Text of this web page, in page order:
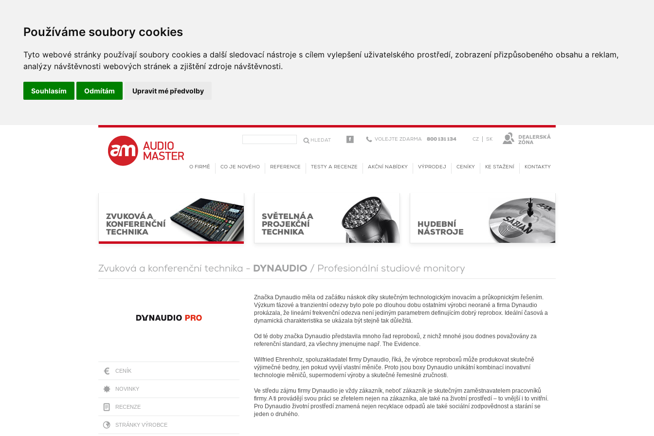
Používáme soubory cookies
Tyto webové stránky používají soubory cookies a další sledovací nástroje s cílem vylepšení uživatelského prostředí, zobrazení přizpůsobeného obsahu a reklam,
analýzy návštěvnosti webových stránek a zjištění zdroje návštěvnosti.
Souhlasím Odmítám Upravit mé předvolby
VOLEJTE ZDARMA 800 131 134 CZ SK
ZVUKOVÁ A
KONFERENČNÍ
TECHNIKA
SVĚTELNÁ A
PROJEKČNÍ
TECHNIKA
HUDEBNÍ
NÁSTROJE
Zvuková a konferenční technika - DYNAUDIO / Profesionální studiové monitory
CENÍK
NOVINKY
RECENZE
STRÁNKY VÝROBCE
Značka Dynaudio měla od začátku náskok díky skutečným technologickým inovacím a průkopnickým řešením.
Výzkum fázové a tranzientní odezvy bylo pole po dlouhou dobu ostatními výrobci neorané a firma Dynaudio
prokázala, že lineární frekvenční odezva není jediným parametrem definujícím dobrý reprobox. Ideální časová a
dynamická charakteristika se ukázala být stejně tak důležitá.
Od té doby značka Dynaudio představila mnoho řad reproboxů, z nichž mnohé jsou dodnes považovány za
referenční standard, za všechny jmenujme např. The Evidence.
Wilfried Ehrenholz, spoluzakladatel firmy Dynaudio, říká, že výrobce reproboxů může produkovat skutečně
výjimečné bedny, jen pokud vyvíjí vlastní měniče. Proto jsou boxy Dynaudio unikátní kombinací inovativní
technologie měničů, supermoderní výroby a skutečné řemeslné zručnosti.
Ve středu zájmu firmy Dynaudio je vždy zákazník, neboť zákazník je skutečným zaměstnavatelem pracovníků
firmy. A ti provádějí svou práci se zřetelem nejen na zákazníka, ale také na životní prostředí – to vnější i to vnitřní.
Pro Dynaudio životní prostředí znamená nejen recyklace odpadů ale také sociální zodpovědnost a starání se
jeden o druhého.
KONTAKTY
KE STAŽENÍ
CENÍKY
VÝPRODEJ
AKČNÍ NABÍDKY
TESTY A RECENZE
REFERENCE
CO JE NOVÉHO
O FIRMĚ